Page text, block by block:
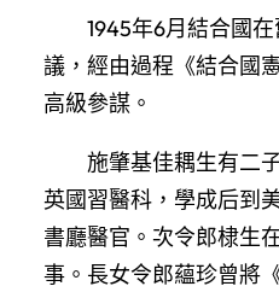
1945年6月結合國
議，經由過程《結合國
高級參謀。
施肇基佳耦生有二
英國習醫科，學成后到
書廳醫官。次令郎棣生
事。長女令郎蘊珍曾將